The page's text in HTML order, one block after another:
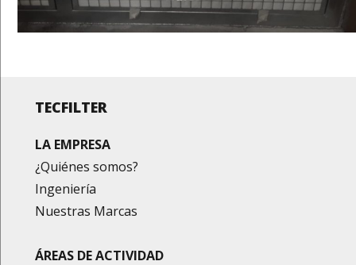
TECFILTER
LA EMPRESA
¿Quiénes somos?
Ingeniería
Nuestras Marcas
ÁREAS DE ACTIVIDAD